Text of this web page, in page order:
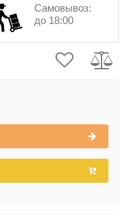
Самовывоз:
до 18:00